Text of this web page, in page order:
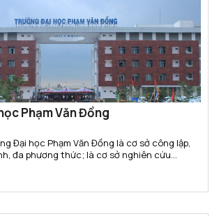
Phạm Văn Đồng
Đại học Phạm Văn Đồng là cơ sở công lập,
đa phương thức; là cơ sở nghiên cứu
và chuyển giao công nghệ; cung cấp
chất lượng, đáp ứng nhu cầu phát triển...